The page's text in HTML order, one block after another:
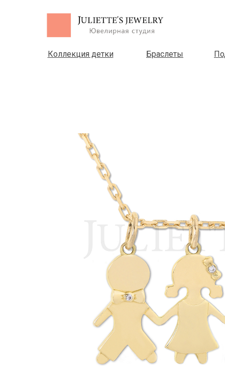
Коллекция детки Браслеты